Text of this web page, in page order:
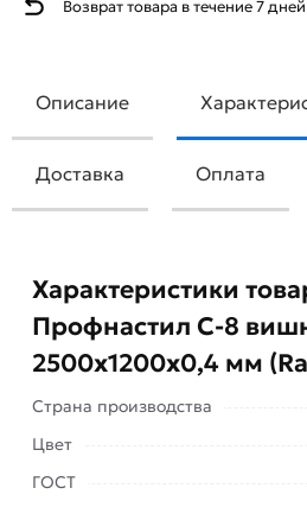
Возврат товара в течение 7 дней
Описание
Доставка Оплата
Характеристики
Профнастил С-8
2500х1200х0,4 мм
Страна производства
Цвет
ГОСТ